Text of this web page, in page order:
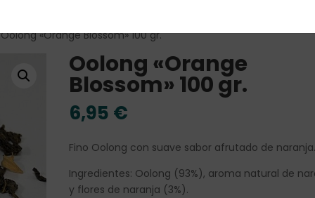
«Orange Blossom» 100 gr.
Oolong «Orange
Blossom» 100 gr.
6,95 €
Fino Oolong con suave sabor afrutado de
Ingredientes: Oolong (93%), aroma natural de
y flores de naranja (3%).